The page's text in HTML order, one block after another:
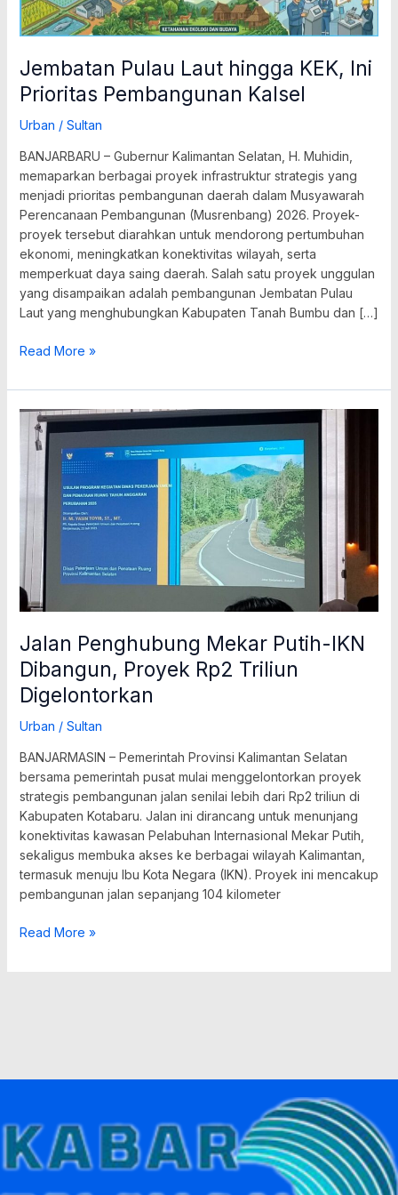
Jembatan Pulau Laut hingga KEK, Ini
Prioritas Pembangunan Kalsel
Urban / Sultan
BANJARBARU – Gubernur Kalimantan Selatan, H. Muhidin,
memaparkan berbagai proyek infrastruktur strategis yang
menjadi prioritas pembangunan daerah dalam Musyawarah
Perencanaan Pembangunan (Musrenbang) 2026. Proyek-
proyek tersebut diarahkan untuk mendorong pertumbuhan
ekonomi, meningkatkan konektivitas wilayah, serta
memperkuat daya saing daerah. Salah satu proyek unggulan
yang disampaikan adalah pembangunan Jembatan Pulau
Laut yang menghubungkan Kabupaten Tanah Bumbu dan […]
Read More »
Jalan Penghubung Mekar Putih-IKN
Dibangun, Proyek Rp2 Triliun
Digelontorkan
Urban / Sultan
BANJARMASIN – Pemerintah Provinsi Kalimantan Selatan
bersama pemerintah pusat mulai menggelontorkan proyek
strategis pembangunan jalan senilai lebih dari Rp2 triliun di
Kabupaten Kotabaru. Jalan ini dirancang untuk menunjang
konektivitas kawasan Pelabuhan Internasional Mekar Putih,
sekaligus membuka akses ke berbagai wilayah Kalimantan,
termasuk menuju Ibu Kota Negara (IKN). Proyek ini mencakup
pembangunan jalan sepanjang 104 kilometer
Jalan
Penghubung
Mekar
Putih-
IKN
Dibangun,
Proyek
Rp2
Triliun
Digelontorkan
Read More »